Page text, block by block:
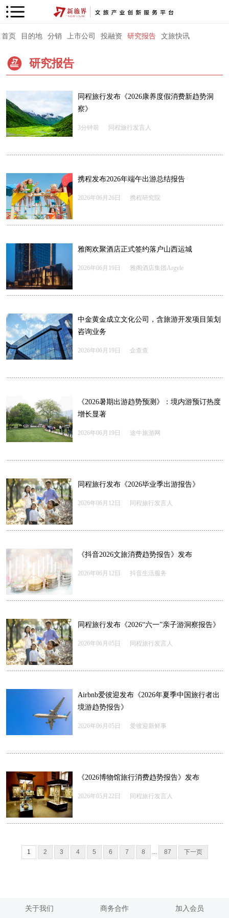
首页 目的地 分销 上市公司 投融资 研究报告 文旅快讯
研究报告
同程旅行发布《2026康养度假消费新趋势洞
察》
3分钟前 同程旅行发言人
携程发布2026年端午出游总结报告
2026年06月26日 携程研究院
雅阁欢聚酒店正式签约落户山西运城
2026年06月19日 雅阁酒店集团Argyle
中金黄金成立文化公司，含旅游开发项目策划
咨询业务
2026年06月19日 企查查
《2026暑期出游趋势预测》：境内游预订热度
增长显著
2026年06月19日 途牛旅游网
同程旅行发布《2026毕业季出游报告》
2026年06月12日 同程旅行发言人
《抖音2026文旅消费趋势报告》发布
2026年06月12日 抖音生活服务
同程旅行发布《2026“六一”亲子游洞察报告》
2026年06月05日 同程旅行发言人
Airbnb爱彼迎发布《2026年夏季中国旅行者出
境游趋势报告》
2026年06月05日 爱彼迎新鲜事
《2026博物馆旅行消费趋势报告》发布
2026年05月22日 同程旅行发言人
1 2 3 4 5 6 7 8 ... 87 下一页
关于我们 商务合作 加入会员